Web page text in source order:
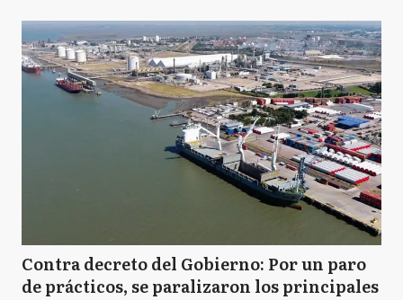
Contra decreto del Gobierno: Por un paro
de prácticos, se paralizaron los principales